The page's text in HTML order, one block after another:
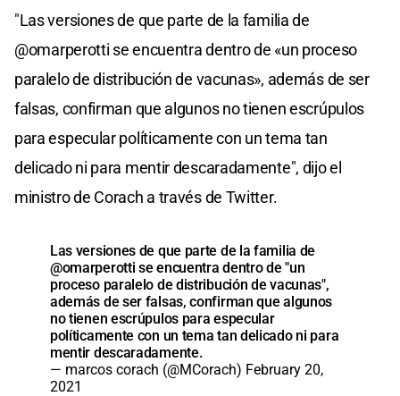
"Las versiones de que parte de la familia de
@omarperotti se encuentra dentro de «un proceso
paralelo de distribución de vacunas», además de ser
falsas, confirman que algunos no tienen escrúpulos
para especular políticamente con un tema tan
delicado ni para mentir descaradamente", dijo el
ministro de Corach a través de Twitter.
Las versiones de que parte de la familia de
@omarperotti se encuentra dentro de "un
proceso paralelo de distribución de vacunas",
además de ser falsas, confirman que algunos
no tienen escrúpulos para especular
políticamente con un tema tan delicado ni para
mentir descaradamente.
— marcos corach (@MCorach) February 20,
2021